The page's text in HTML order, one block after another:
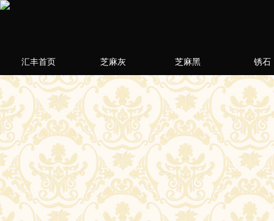
汇丰首页 芝麻灰 芝麻黑 锈石